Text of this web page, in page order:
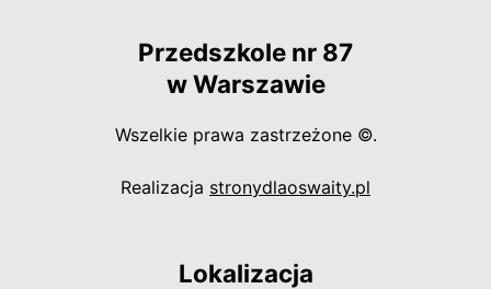
Przedszkole nr 87
w Warszawie
Wszelkie prawa zastrzeżone ©.
Realizacja stronydlaoswaity.pl
Lokalizacja